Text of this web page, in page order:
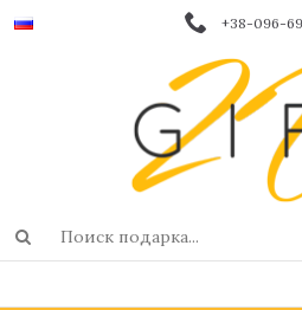
+38-096-